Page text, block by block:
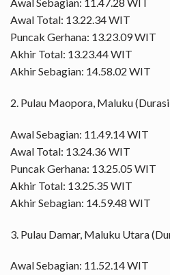
Awal Total: 13.22.34 WIT
Puncak Gerhana: 13.23.09 WIT
Akhir Total: 13.23.44 WIT
Akhir Sebagian: 14.58.02 WIT
2. Pulau Maopora, Maluku
Awal Sebagian: 11.49.14 WIT
Awal Total: 13.24.36 WIT
Puncak Gerhana: 13.25.05 WIT
Akhir Total: 13.25.35 WIT
Akhir Sebagian: 14.59.48 WIT
3. Pulau Damar, Maluku Utara
Awal Sebagian: 11.52.14 WIT